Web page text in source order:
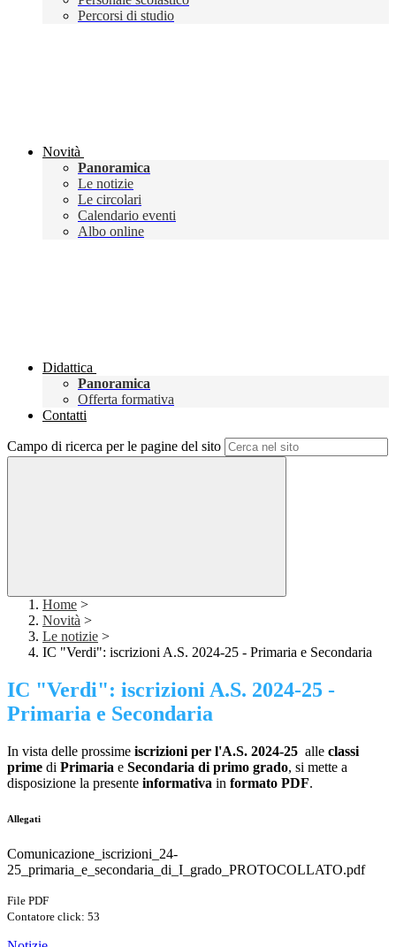
Percorsi di studio
Novità
Panoramica
Le notizie
Le circolari
Calendario eventi
Albo online
Didattica
Panoramica
Offerta formativa
Contatti
Campo di ricerca per le pagine del sito
Home >
Novità >
Le notizie >
IC "Verdi": iscrizioni A.S. 2024-25 - Primaria e Secondaria
IC "Verdi": iscrizioni A.S. 2024-25 -
Primaria e Secondaria
In vista delle prossime iscrizioni per l'A.S. 2024-25 alle classi
prime di Primaria e Secondaria di primo grado, si mette a
disposizione la presente informativa in formato PDF.
Allegati
Comunicazione_iscrizioni_24-
25_primaria_e_secondaria_di_I_grado_PROTOCOLLATO.pdf
File PDF
Contatore click: 53